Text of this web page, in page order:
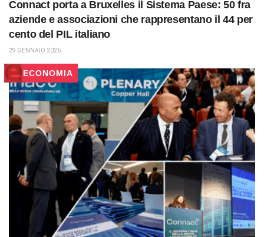
Connact porta a Bruxelles il Sistema Paese: 50 fra
aziende e associazioni che rappresentano il 44 per
cento del PIL italiano
29 GENNAIO 2026
ECONOMIA